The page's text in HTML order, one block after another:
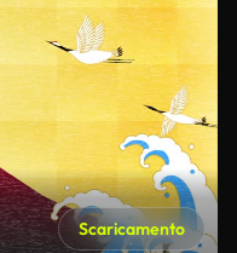
Scaricamento